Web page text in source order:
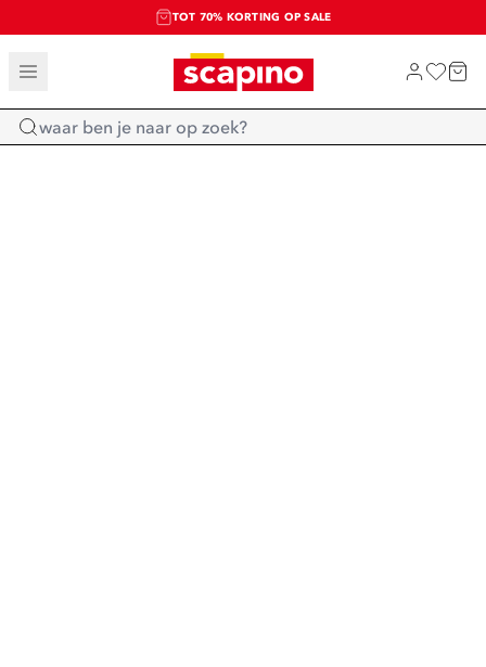
TOT 70% KORTING OP SALE
SALE: LAATSTE KANS!
SHOP NIEUW
Home